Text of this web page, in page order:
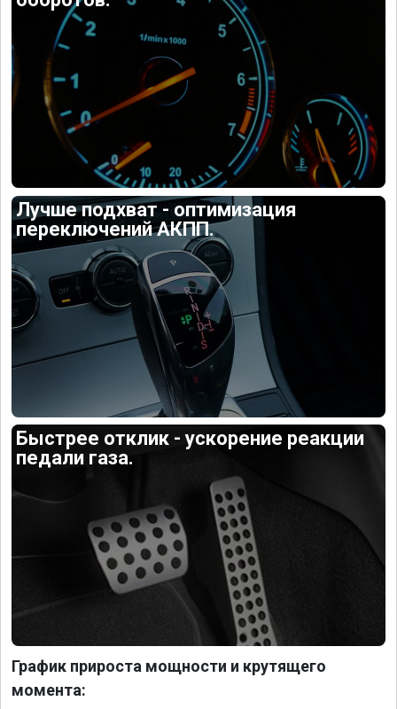
Лучше подхват - оптимизация
переключений АКПП.
Быстрее отклик - ускорение реакции
педали газа.
График прироста мощности и крутящего
момента: